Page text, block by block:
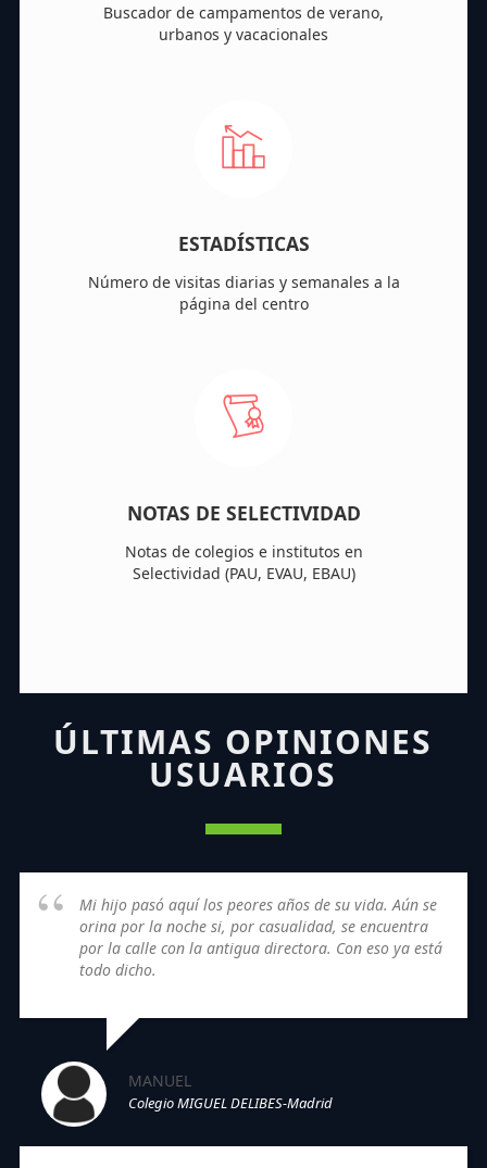
Buscador de campamentos de verano,
urbanos y vacacionales
ESTADÍSTICAS
Número de visitas diarias y semanales a la
página del centro
NOTAS DE SELECTIVIDAD
Notas de colegios e institutos en
Selectividad (PAU, EVAU, EBAU)
ÚLTIMAS OPINIONES
USUARIOS
Mi hijo pasó aquí los peores años de su vida. Aún se
orina por la noche si, por casualidad, se encuentra
por la calle con la antigua directora. Con eso ya está
todo dicho.
MANUEL
Colegio MIGUEL DELIBES-Madrid